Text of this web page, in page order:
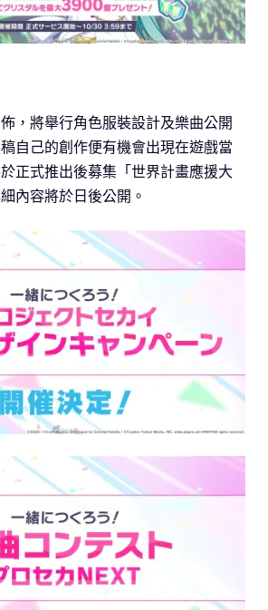
，將舉行角色服裝設計及樂曲公開
自己的創作便有機會出現在遊戲當
正式推出後募集「世界計畫應援大
內容將於日後公開。